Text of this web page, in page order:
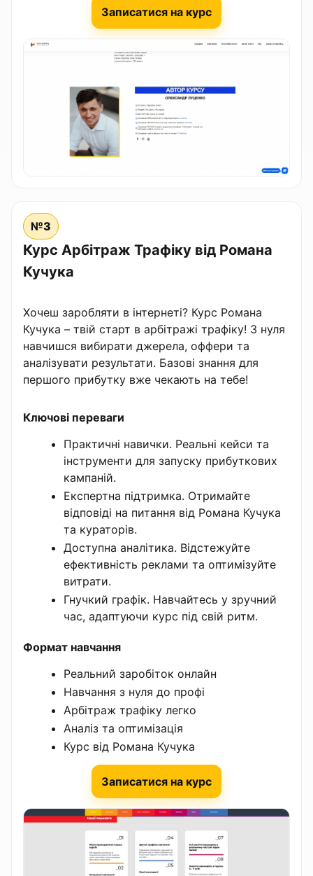
Записатися на курс
№3
Курс Арбітраж Трафіку від Романа
Кучука
Хочеш заробляти в інтернеті? Курс Романа
Кучука – твій старт в арбітражі трафіку! З нуля
навчишся вибирати джерела, оффери та
аналізувати результати. Базові знання для
першого прибутку вже чекають на тебе!
Ключові переваги
Практичні навички. Реальні кейси та
інструменти для запуску прибуткових
кампаній.
Експертна підтримка. Отримайте
відповіді на питання від Романа Кучука
та кураторів.
Доступна аналітика. Відстежуйте
ефективність реклами та оптимізуйте
витрати.
Гнучкий графік. Навчайтесь у зручний
час, адаптуючи курс під свій ритм.
Формат навчання
Реальний заробіток онлайн
Навчання з нуля до профі
Арбітраж трафіку легко
Аналіз та оптимізація
Курс від Романа Кучука
Записатися на курс